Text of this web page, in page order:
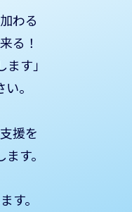
わる
る！
ます」
。
援を
す。
す。